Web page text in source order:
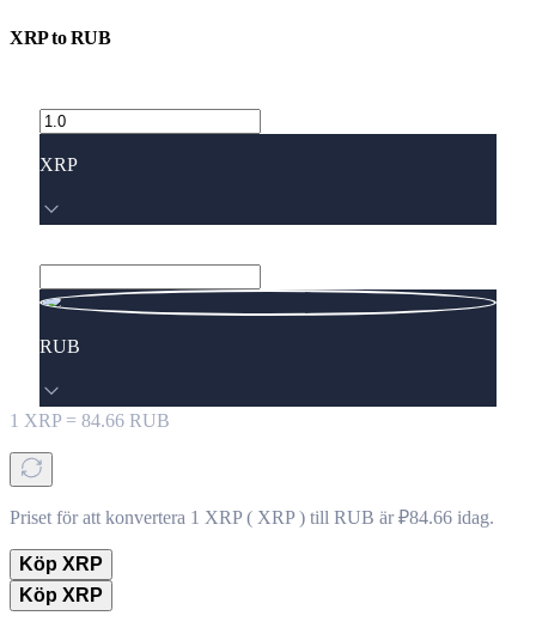
XRPtoRUB
XRP
RUB
1 XRP = 84.66 RUB
Priset för att konvertera 1 XRP ( XRP ) till RUB är ₽84.66 idag.
Köp XRP
Köp XRP